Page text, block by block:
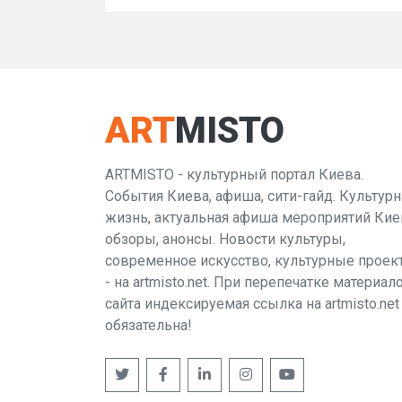
ARTMISTO
ARTMISTO - культурный портал Киева.
События Киева, афиша, сити-гайд.
жизнь, актуальная афиша мероприятий
обзоры, анонсы. Новости культуры,
современное искусство, культурные
- на artmisto.net. При перепечатке
сайта индексируемая ссылка на artmisto.net
обязательна!